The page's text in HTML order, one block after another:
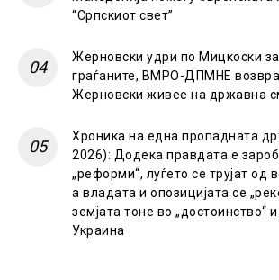
“Српскиот свет”
Жерновски удри по Мицкоски
граѓаните, ВМРО-ДПМНЕ
Жерновски живее на државна
Хроника на една пропадната
2026): Додека правдата е
„реформи“, луѓето се трујат од
а владата и опозицијата се
земјата тоне во „достоинство“
Украина